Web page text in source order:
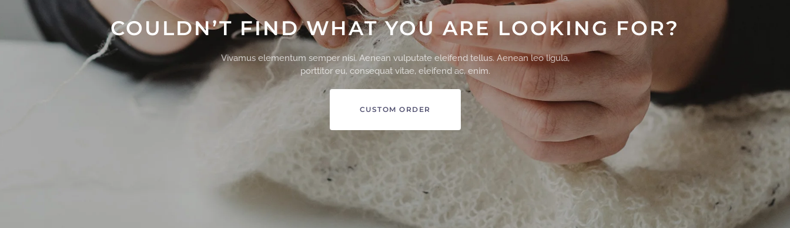
COULDN’T FIND WHAT YOU ARE LOOKING FOR?
Vivamus elementum semper nisi. Aenean vulputate eleifend tellus. Aenean leo ligula,
porttitor eu, consequat vitae, eleifend ac, enim.
CUSTOM ORDER